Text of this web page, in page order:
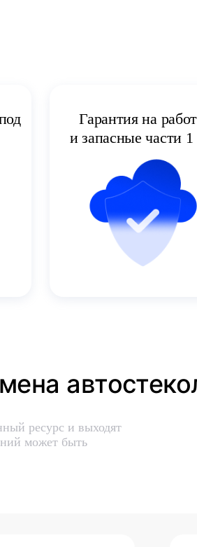
Гарантия на
и запасные части 1
ресурс и выходят
может быть